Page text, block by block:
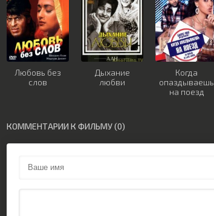
Любовь без
слов
Дыхание
любви
Когда
опаздываешь
на поезд
КОММЕНТАРИИ К ФИЛЬМУ (0)